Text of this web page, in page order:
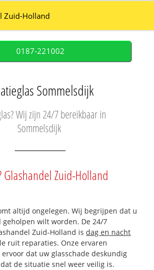
Zuid-Holland
0187-221002
Sommelsdijk
Wij zijn 24/7 bereikbaar in
Sommelsdijk
Glashandel Zuid-Holland
altijd ongelegen. Wij begrijpen dat u
wilt worden. De 24/7
Zuid-Holland isdag en nacht
ruit reparaties. Onze ervaren
dat uw glasschade deskundig
de situatie snel weer veilig is.